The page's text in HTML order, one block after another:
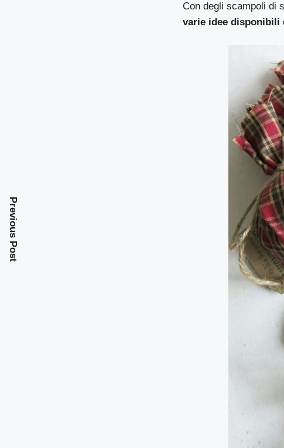
Con degli scampoli di
varie idee disponibili
Previous Post